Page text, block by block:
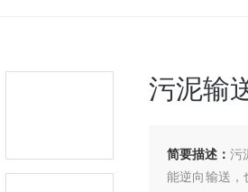
污泥输
简要描述： 污
能逆向输送，